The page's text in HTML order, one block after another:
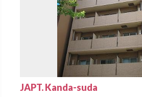
JAPT. Kanda-suda